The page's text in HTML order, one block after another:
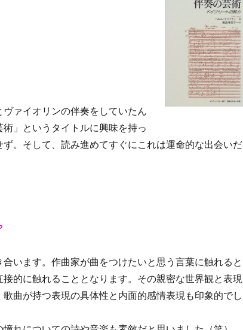
ァイオリンの伴奏をしていたん
」というタイトルに興味を持っ
。そして、読み進めてすぐにこれは運命的な出会いだ
います。作曲家が曲をつけたいと思う言葉に触れると
的に触れることとなります。その親密な世界観と表現
曲が持つ表現の具体性と内面的感情表現も印象的でし